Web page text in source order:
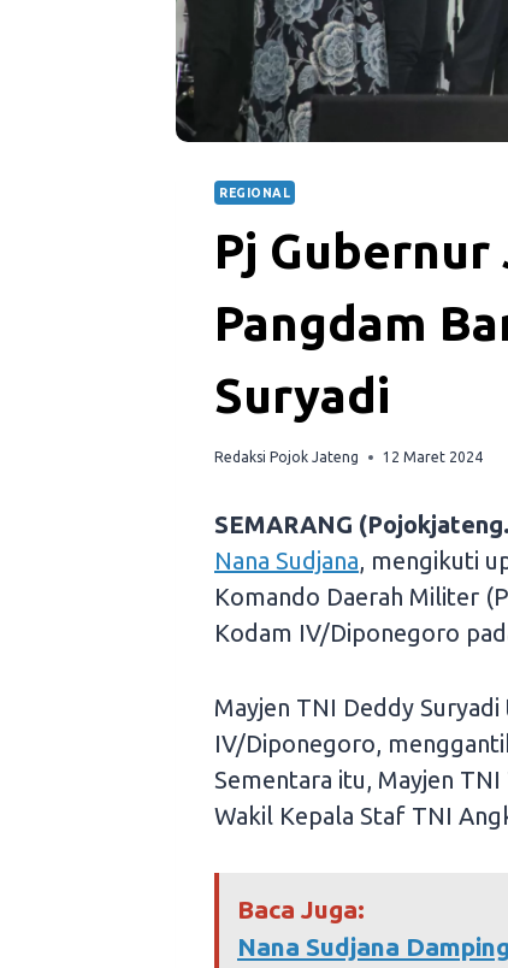
REGIONAL
Pj Gubernur
Pangdam
Suryadi
Redaksi Pojok Jateng 12 Maret 2024
SEMARANG
Nana Sudjana, mengikuti
Komando Daerah Militer
Kodam IV/Diponegoro
Mayjen TNI Deddy
IV/Diponegoro,
Sementara itu, Mayjen
Wakil Kepala Staf TNI
Baca Juga:
Nana Sudjana